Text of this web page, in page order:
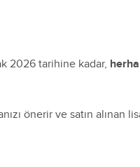
2026 tarihine kadar,
önerir ve satın